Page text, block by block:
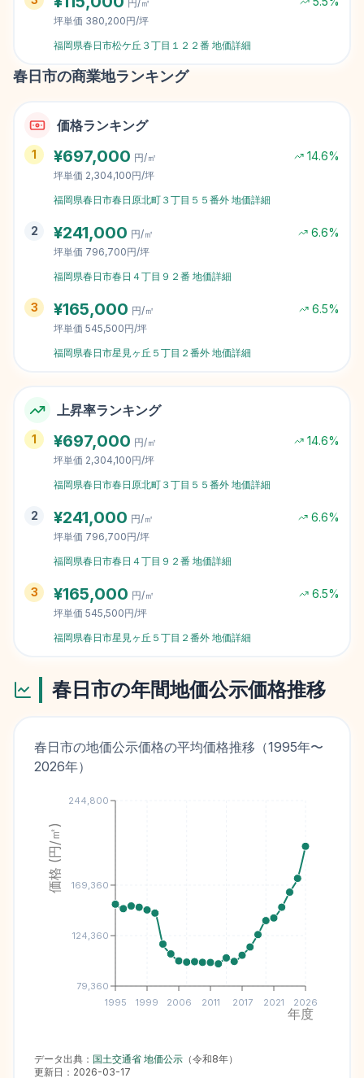
円/㎡
坪単価 380,200円/坪
福岡県春日市松ケ丘３丁目１２２番 地価詳細
春日市の商業地ランキング
価格ランキング
1 ¥697,000 円/㎡ 14.6%
坪単価 2,304,100円/坪
福岡県春日市春日原北町３丁目５５番外 地価詳細
2 ¥241,000 円/㎡ 6.6%
坪単価 796,700円/坪
福岡県春日市春日４丁目９２番 地価詳細
3 ¥165,000 円/㎡ 6.5%
坪単価 545,500円/坪
福岡県春日市星見ヶ丘５丁目２番外 地価詳細
上昇率ランキング
1 ¥697,000 円/㎡ 14.6%
坪単価 2,304,100円/坪
福岡県春日市春日原北町３丁目５５番外 地価詳細
2 ¥241,000 円/㎡ 6.6%
坪単価 796,700円/坪
福岡県春日市春日４丁目９２番 地価詳細
3 ¥165,000 円/㎡ 6.5%
坪単価 545,500円/坪
福岡県春日市星見ヶ丘５丁目２番外 地価詳細
春日市の年間地価公示価格推移
春日市の地価公示価格の平均価格推移（1995年〜
2026年）
1995 1999 2006 2011 2017 2021 2026
年度
79,360
124,360
169,360
244,800
価格 (円/㎡)
データ出典： 国土交通省 地価公示 （令和8年）
更新日： 2026-03-17